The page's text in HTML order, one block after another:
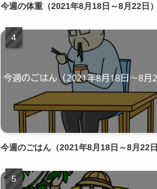
今週の体重（2021年8月18日～8月22日）
今週のごはん（2021年8月18日～8月22日